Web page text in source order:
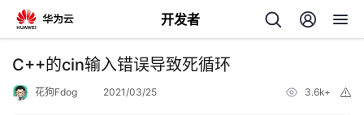
开发者
返
C++的cin输入错误导致死循环
花狗Fdog 2021/03/25 3.6k+